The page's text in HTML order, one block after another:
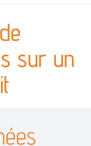
sur un